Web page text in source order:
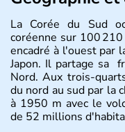
La Corée du Sud
coréenne sur 100
encadré à l'ouest par
Japon. Il partage sa
Nord. Aux trois-
du nord au sud par la
à 1950 m avec le
de 52 millions